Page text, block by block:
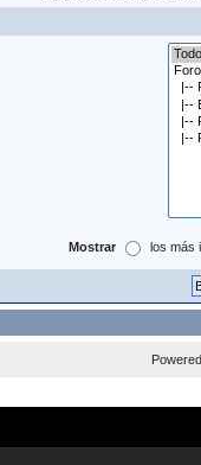
Mostrar los más